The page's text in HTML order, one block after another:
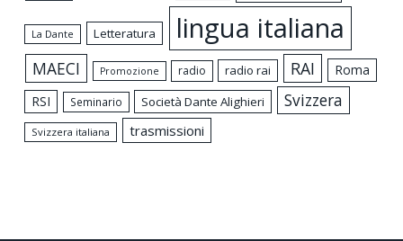
La Dante Letteratura lingua italiana
MAECI Promozione radio radio rai RAI
Roma
RSI
Seminario Società Dante Alighieri Svizzera
Svizzera italiana trasmissioni